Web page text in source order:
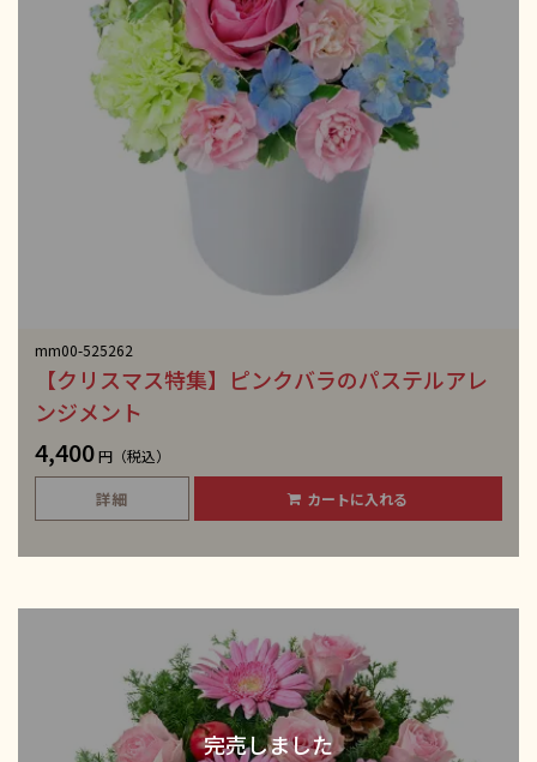
mm00-525262
【クリスマス特集】ピンクバラのパステルアレ
ンジメント
4,400円（税込）
詳細 カートに入れる